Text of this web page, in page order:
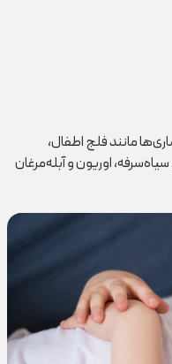
مانند فلج اطفال،
اوریون و آبله‌مرغان